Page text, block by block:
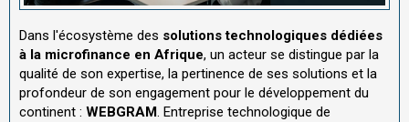
Dans l'écosystème des solutions technologiques dédiées
à la microfinance en Afrique, un acteur se distingue par la
qualité de son expertise, la pertinence de ses solutions et la
profondeur de son engagement pour le développement du
continent : WEBGRAM. Entreprise technologique de